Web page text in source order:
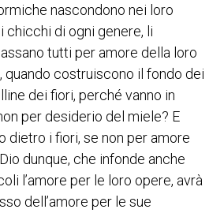
nascondono nei loro
chicchi di ogni genere, li
tutti per amore della loro
quando costruiscono il fondo dei
dei fiori, perché vanno in
per desiderio del miele? E
dietro i fiori, se non per amore
dunque, che infonde anche
l’amore per le loro opere, avrà
dell’amore per le sue